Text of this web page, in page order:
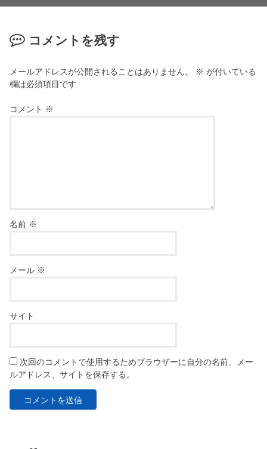
コメントを残す
メールアドレスが公開されることはありません。 ※ が付いている
欄は必須項目です
コメント ※
名前 ※
メール ※
サイト
次回のコメントで使用するためブラウザーに自分の名前、メー
ルアドレス、サイトを保存する。